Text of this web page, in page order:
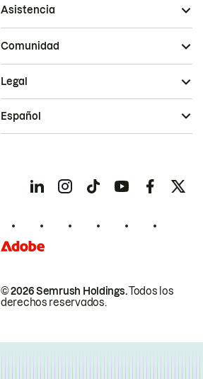
Asistencia
Comunidad
© 2026 Semrush Holdings.Todos los
derechos reservados.
Legal
Español